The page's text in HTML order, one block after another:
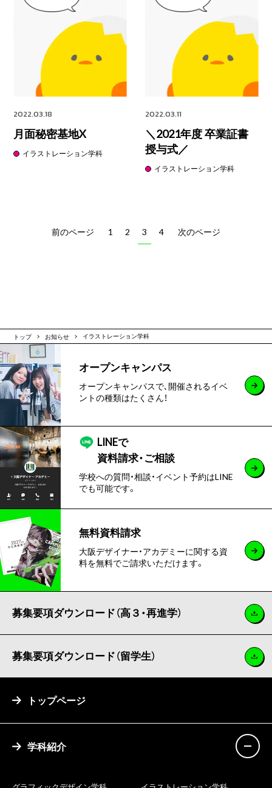
2022.03.18
月面秘密基地X
イラストレーション学科
2022.03.11
＼2021年度 卒業証書
授与式／
イラストレーション学科
前のページ 1 2 3 4 次のページ
トップ お知らせ イラストレーション学科
オープンキャンパス
オープンキャンパスで､開催されるイベ
ントの種類はたくさん！
LINEで
資料請求・ご相談
学校への質問・相談・イベント予約はLINE
でも可能です。
無料資料請求
大阪デザイナー・アカデミーに関する資
料を無料でご請求いただけます。
募集要項ダウンロード（高３・再進学）
募集要項ダウンロード（留学生）
トップページ
学科紹介